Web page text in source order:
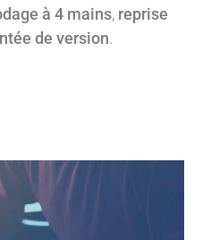
à 4 mains, reprise
de version.